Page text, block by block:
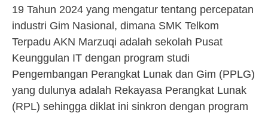
19 Tahun 2024 yang mengatur tentang percepatan
industri Gim Nasional, dimana SMK Telkom
Terpadu AKN Marzuqi adalah sekolah Pusat
Keunggulan IT dengan program studi
Pengembangan Perangkat Lunak dan Gim (PPLG)
yang dulunya adalah Rekayasa Perangkat Lunak
(RPL) sehingga diklat ini sinkron dengan program